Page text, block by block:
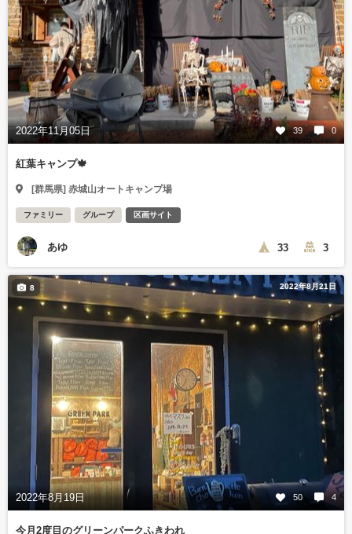
2022年11月05日 39 0
紅葉キャンプ🍁
[群馬県] 赤城山オートキャンプ場
ファミリー グループ 区画サイト
あゆ 33 3
2022年8月21日
2022年8月19日 50 4
8
今月2度目のグリーンパークふきわれ